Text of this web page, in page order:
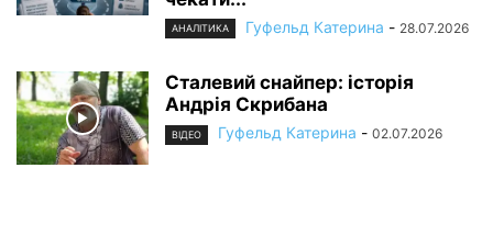
АНАЛІТИКА Гуфельд Катерина - 28.07.2026
Сталевий снайпер: історія
Андрія Скрибана
ВІДЕО Гуфельд Катерина - 02.07.2026